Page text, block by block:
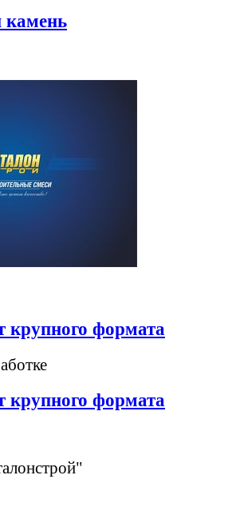
крупного формата
крупного формата